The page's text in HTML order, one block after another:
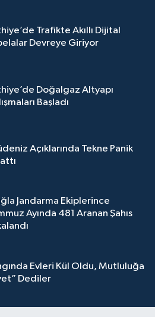
Trafikte Akıllı Dijital
Devreye Giriyor
Doğalgaz Altyapı
Başladı
Açıklarında Tekne Panik
Jandarma Ekiplerince
Ayında 481 Aranan Şahıs
Evleri Kül Oldu, Mutluluğa
Dediler